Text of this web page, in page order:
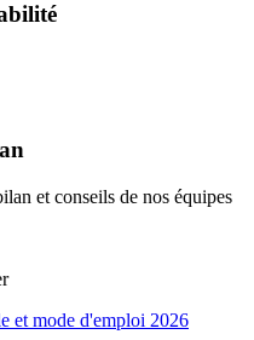
et conseils de nos équipes
et mode d'emploi 2026